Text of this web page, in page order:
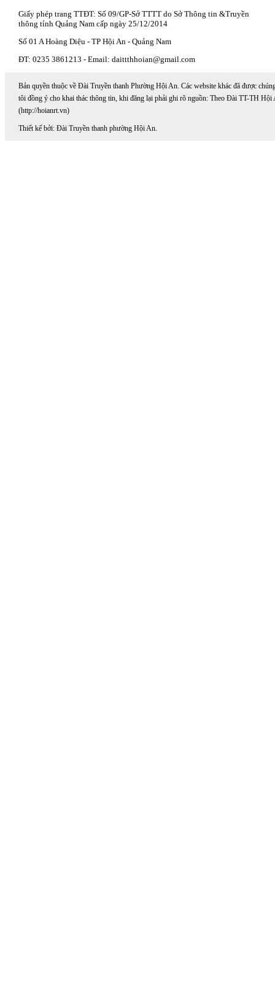
Giấy phép trang TTĐT: Số 09/GP-Sở TTTT do Sở Thông tin &Truyền
thông tỉnh Quảng Nam cấp ngày 25/12/2014
Số 01 A Hoàng Diệu - TP Hội An - Quảng Nam
ĐT: 0235 3861213 - Email: daittthhoian@gmail.com
Bản quyền thuộc về Đài Truyền thanh Phường Hội An. Các website khác đã được
tôi đồng ý cho khai thác thông tin, khi đăng lại phải ghi rõ nguồn: Theo Đài TT-TH Hội
(http://hoianrt.vn)
Thiết kế bởi: Đài Truyền thanh phường Hội An.